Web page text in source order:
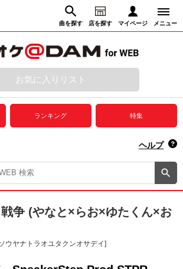
曲を探す 店を探す マイページ メニュー
さがす 録音からさがす
ログイン
サービス
動画
録音
DAM
索
お気に入りリスト
ランキング 特集
ヘルプ
争 (やなと×らお×ゆたくん×お
ウヤナトラオユタクンオサデイ]